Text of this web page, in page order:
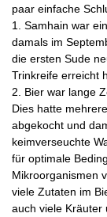
paar einfache
1. Samhain war
damals im
die ersten Sude
Trinkreife erreicht
2. Bier war lange
Dies hatte
abgekocht und
keimverseuchte
für optimale
Mikroorganismen
viele Zutaten im
auch viele Kräuter